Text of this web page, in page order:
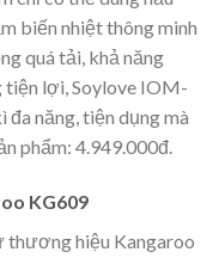
biến nhiệt thông minh
quá tải, khả năng
tiện lợi, Soylove IOM-
năng, tiện dụng mà
phẩm: 4.949.000đ.
KG609
thương hiệu Kangaroo